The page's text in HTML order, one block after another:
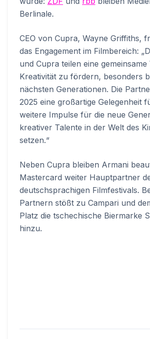
Berlinale.
CEO von Cupra, Wayne Griffiths,
das Engagement im Filmbereich:
und Cupra teilen eine gemeinsame
Kreativität zu fördern, besonders
nächsten Generationen. Die
2025 eine großartige Gelegenheit
weitere Impulse für die neue
kreativer Talente in der Welt des
setzen.“
Neben Cupra bleiben Armani
Mastercard weiter Hauptpartner
deutschsprachigen Filmfestivals.
Partnern stößt zu Campari und
Platz die tschechische Biermarke
hinzu.